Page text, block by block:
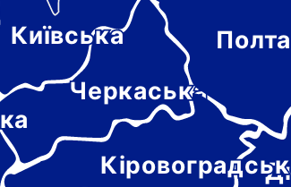
Черкаська
Київська